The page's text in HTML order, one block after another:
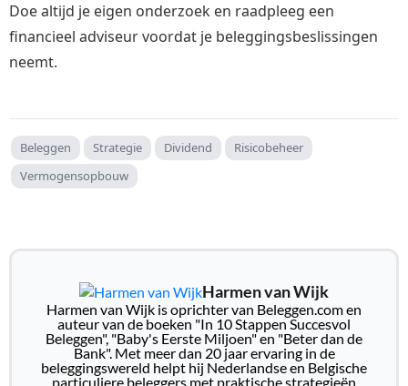
Doe altijd je eigen onderzoek en raadpleeg een
financieel adviseur voordat je beleggingsbeslissingen
neemt.
Beleggen Strategie Dividend
Risicobeheer
Vermogensopbouw
Harmen van Wijk
Harmen van Wijk is oprichter van Beleggen.com en
auteur van de boeken "In 10 Stappen Succesvol
Beleggen", "Baby's Eerste Miljoen" en "Beter dan de
Bank". Met meer dan 20 jaar ervaring in de
beleggingswereld helpt hij Nederlandse en Belgische
particuliere beleggers met praktische strategieën